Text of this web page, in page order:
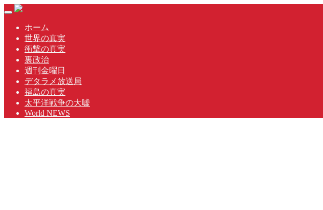
Skip
content
Toggle
navigationホーム
世界の真実
衝撃の真実
裏政治
週刊金曜日
デタラメ放送局
福島の真実
太平洋戦争の大嘘
World NEWS